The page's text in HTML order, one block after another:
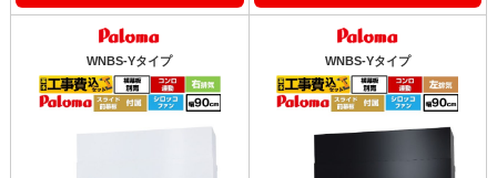
WNBS-Yタイプ WNBS-Yタイプ